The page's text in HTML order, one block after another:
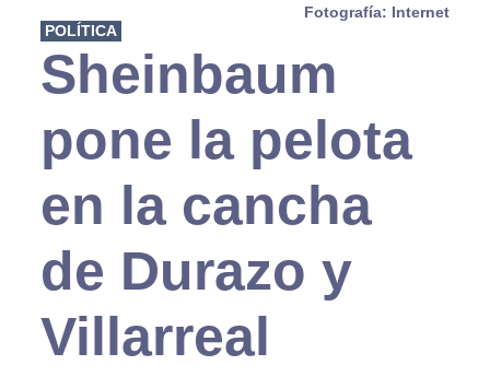
Fotografía: Internet
POLÍTICA
Sheinbaum
pone la pelota
en la cancha
de Durazo y
Villarreal